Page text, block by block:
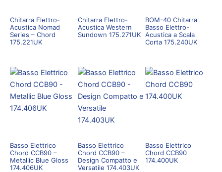
Chitarra Elettro-
Acustica Nomad
Series – Chord
175.221UK
Chitarra Elettro-
Acustica Western
Sundown 175.271UK
BOM-40 Chitarra
Basso Elettro-
Acustica a Scala
Corta 175.240UK
Basso Elettrico
Chord CCB90 –
Metallic Blue Gloss
174.406UK
Basso Elettrico
Chord CCB90 –
Design Compatto e
Versatile 174.403UK
Basso Elettrico
Chord CCB90
174.400UK